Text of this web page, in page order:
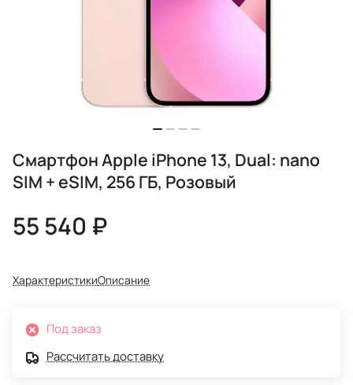
Смартфон Apple iPhone 13, Dual: nano
SIM + eSIM, 256 ГБ, Розовый
55 540 ₽
ХарактеристикиОписание
Под заказ
Рассчитать доставку